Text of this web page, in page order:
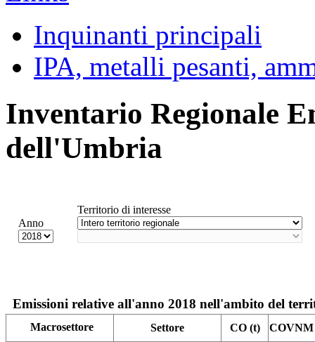
Inquinanti principali
IPA, metalli pesanti,
Inventario Regionale
dell'Umbria
Anno
Territorio di interesse
Emissioni relative all'anno 2018 nell'ambito del
Macrosettore Settore CO (t)
COVNM